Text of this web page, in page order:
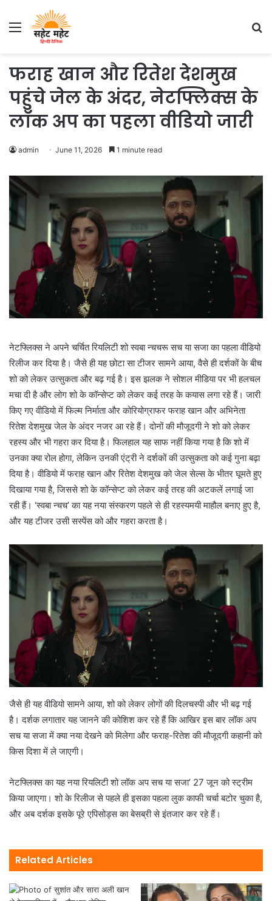
Menu
फराह खान और रितेश देशमुख
पहुंचे जेल के अंदर, नेटफ्लिक्स के
लॉक अप का पहला वीडियो जारी
admin June 11, 2026 1 minute read
नेटफ्लिक्स ने अपने चर्चित रियलिटी शो स्वबा न्चचरू सच या सजा का पहला वीडियो
रिलीज कर दिया है। जैसे ही यह छोटा सा टीजर सामने आया, वैसे ही दर्शकों के बीच
शो को लेकर उत्सुकता और बढ़ गई है। इस झलक ने सोशल मीडिया पर भी हलचल
मचा दी है और लोग शो के कॉन्सेप्ट को लेकर कई तरह के कयास लगा रहे हैं। जारी
किए गए वीडियो में फिल्म निर्माता और कोरियोग्राफर फराह खान और अभिनेता
रितेश देशमुख जेल के अंदर नजर आ रहे हैं। दोनों की मौजूदगी ने शो को लेकर
रहस्य और भी गहरा कर दिया है। फिलहाल यह साफ नहीं किया गया है कि शो में
उनका क्या रोल होगा, लेकिन उनकी एंट्री ने दर्शकों की उत्सुकता को कई गुना बढ़ा
दिया है। वीडियो में फराह खान और रितेश देशमुख को जेल सेल्स के भीतर घूमते हुए
दिखाया गया है, जिससे शो के कॉन्सेप्ट को लेकर कई तरह की अटकलें लगाई जा
रही हैं। ‘स्वबा न्चच’ का यह नया संस्करण पहले से ही रहस्यमयी माहौल बनाए हुए है,
और यह टीजर उसी सस्पेंस को और गहरा करता है।
जैसे ही यह वीडियो सामने आया, शो को लेकर लोगों की दिलचस्पी और भी बढ़ गई
है। दर्शक लगातार यह जानने की कोशिश कर रहे हैं कि आखिर इस बार लॉक अप
सच या सजा में क्या नया देखने को मिलेगा और फराह-रितेश की मौजूदगी कहानी को
किस दिशा में ले जाएगी।
नेटफ्लिक्स का यह नया रियलिटी शो लॉक अप सच या सजा’ 27 जून को स्ट्रीम
किया जाएगा। शो के रिलीज से पहले ही इसका पहला लुक काफी चर्चा बटोर चुका है,
और अब दर्शक इसके पूरे एपिसोड्स का बेसब्री से इंतजार कर रहे हैं।
Related Articles